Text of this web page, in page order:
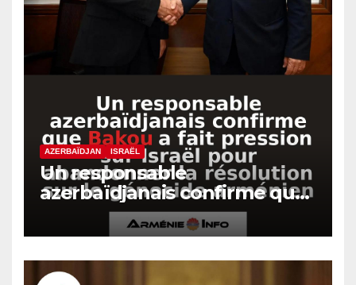
AZERBAÏDJAN ISRAËL
Un responsable
azerbaïdjanais confirme que
Bakou a fait pression sur
Israël pour abandonner la
arménien